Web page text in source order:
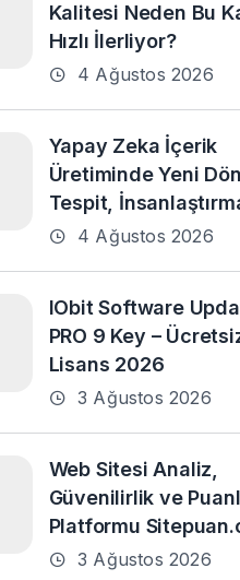
Kalitesi Neden Bu
Hızlı İlerliyor?
4 Ağustos 2026
Yapay Zeka İçerik
Üretiminde Yeni
Tespit,
Daha Fazlası
4 Ağustos 2026
IObit Software
PRO 9 Key –
Lisans 2026
3 Ağustos 2026
Web Sitesi Analiz,
Güvenilirlik ve
Platformu
Yayın Hayatına
3 Ağustos 2026